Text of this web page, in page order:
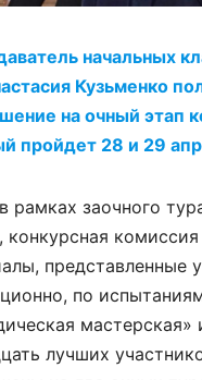
начальных
Кузьменко
на очный этап
пройдет 28 и 29
рамках заочного
конкурсная
представленные
по
мастерская»
лучших